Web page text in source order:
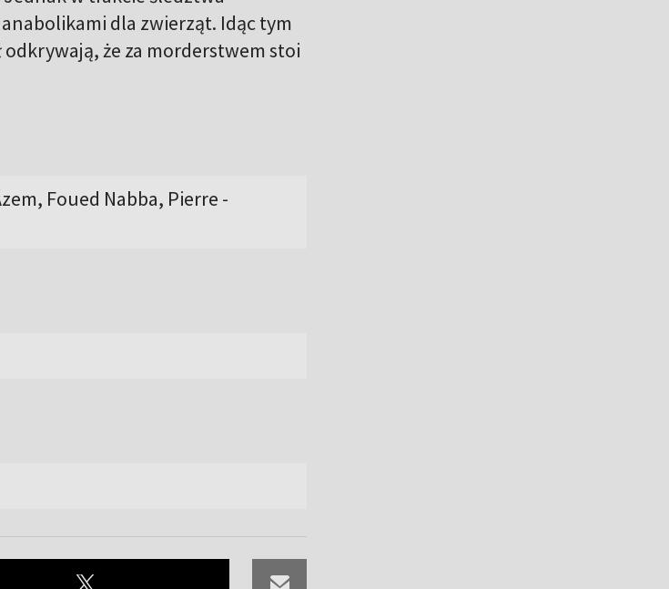
dla zwierząt. Idąc tym
że za morderstwem stoi
Foued Nabba, Pierre -